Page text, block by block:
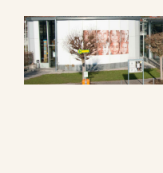
content